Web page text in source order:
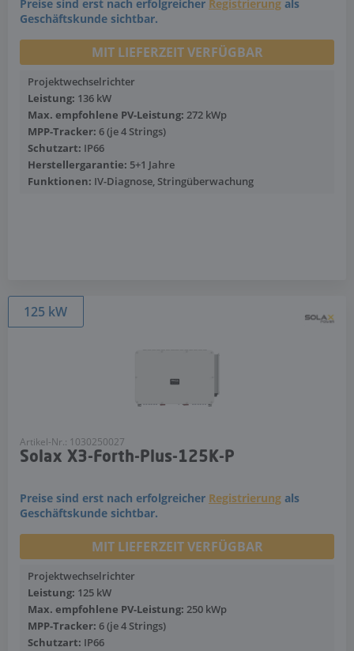
Preise sind erst nach erfolgreicher Registrierung als
Geschäftskunde sichtbar.
MIT LIEFERZEIT VERFÜGBAR
Projektwechselrichter
Leistung: 136 kW
Max. empfohlene PV-Leistung: 272 kWp
MPP-Tracker: 6 (je 4 Strings)
Schutzart: IP66
Herstellergarantie: 5+1 Jahre
Funktionen: IV-Diagnose, Stringüberwachung
125 kW
Artikel-Nr.: 1030250027
Solax X3-Forth-Plus-125K-P
Preise sind erst nach erfolgreicher Registrierung als
Geschäftskunde sichtbar.
MIT LIEFERZEIT VERFÜGBAR
Projektwechselrichter
Leistung: 125 kW
Max. empfohlene PV-Leistung: 250 kWp
MPP-Tracker: 6 (je 4 Strings)
Schutzart: IP66